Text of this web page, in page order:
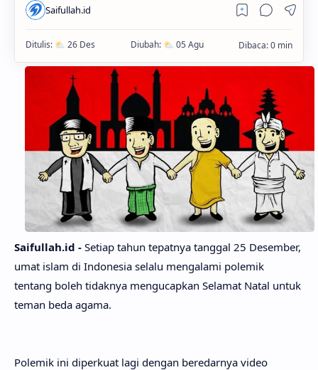
Saifullah.id - Setiap tahun tepatnya tanggal 25 Desember,
umat islam di Indonesia selalu mengalami polemik
tentang boleh tidaknya mengucapkan Selamat Natal untuk
teman beda agama.
Polemik ini diperkuat lagi dengan beredarnya video